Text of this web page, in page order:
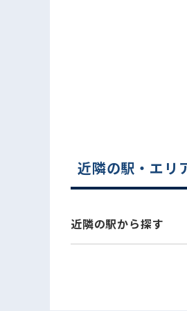
近隣の駅・エリ
近隣の駅から探す